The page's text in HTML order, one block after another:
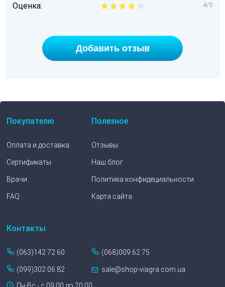
Оценка: 4/5
Покупателю
Оплата и доставка
Сертификаты
Врачи
FAQ
Полезное
Отзывы
Наш блог
Политика конфидециальности
Карта сайта
Контакты
(063)142 72 60 (068)009 62 75
(099)302 06 82
sale@shop-viagra.com.ua